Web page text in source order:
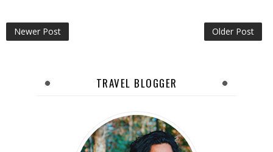
Newer Post Older Post
TRAVEL BLOGGER